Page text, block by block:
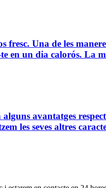
Una de les
en un dia calorós. La
avantatges
les seves altres